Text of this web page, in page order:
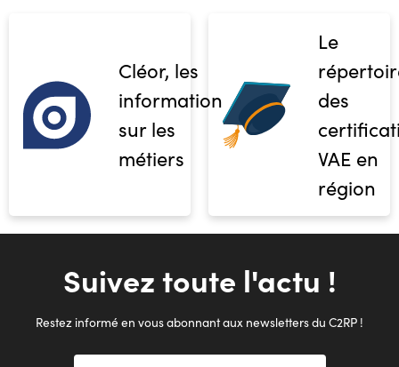
Cléor, les
informations
sur les
métiers
Le
des
VAE en
région
Suivez toute l'actu !
Restez informé en vous abonnant aux newsletters du C2RP !